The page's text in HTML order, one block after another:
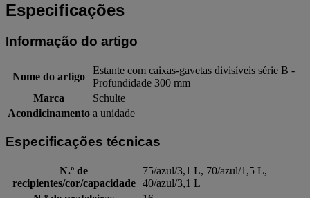
Especificações
Informação do artigo
Nome do artigo
Estante com caixas-gavetas divisíveis série B -
Profundidade 300 mm
Marca
Schulte
Acondicinamento a unidade
Especificações técnicas
N.º de
recipientes/cor/capacidade
75/azul/3,1 L, 70/azul/1,5 L,
40/azul/3,1 L